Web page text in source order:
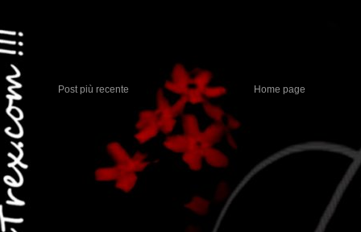
Post più recente Home page